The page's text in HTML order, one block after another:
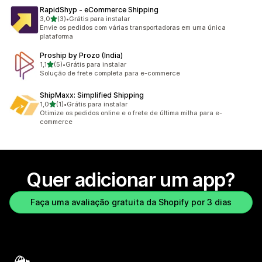
RapidShyp ‑ eCommerce Shipping
3,0de 5 estrelas
(3)
3 avaliações ao todo
•Grátis para instalar
Envie os pedidos com várias transportadoras em uma única
plataforma
Proship by Prozo (India)
1,1de 5 estrelas
(5)
5 avaliações ao todo
•Grátis para instalar
Solução de frete completa para e-commerce
ShipMaxx: Simplified Shipping
1,0de 5 estrelas
(1)
1 avaliações ao todo
•Grátis para instalar
Otimize os pedidos online e o frete de última milha para e-
commerce
Quer adicionar um app?
Faça uma avaliação gratuita da Shopify por 3 dias